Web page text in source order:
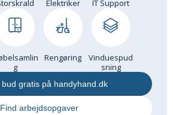
Elektriker IT Support
g
Rengøring
Vinduespud
sning
bud gratis på handyhand.dk
Find arbejdsopgaver